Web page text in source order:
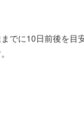
でに10日前後を目